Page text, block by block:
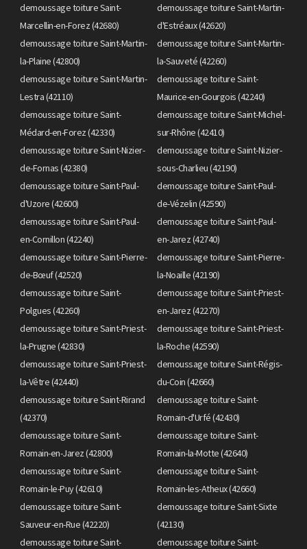
demoussage toiture Saint-
Marcellin-en-Forez (42680)
demoussage toiture Saint-Martin-
d'Estréaux (42620)
demoussage toiture Saint-Martin-
la-Plaine (42800)
demoussage toiture Saint-Martin-
la-Sauveté (42260)
demoussage toiture Saint-Martin-
Lestra (42110)
demoussage toiture Saint-
Maurice-en-Gourgois (42240)
demoussage toiture Saint-
Médard-en-Forez (42330)
demoussage toiture Saint-Michel-
sur-Rhône (42410)
demoussage toiture Saint-Nizier-
de-Fornas (42380)
demoussage toiture Saint-Nizier-
sous-Charlieu (42190)
demoussage toiture Saint-Paul-
d'Uzore (42600)
demoussage toiture Saint-Paul-
de-Vézelin (42590)
demoussage toiture Saint-Paul-
en-Cornillon (42240)
demoussage toiture Saint-Paul-
en-Jarez (42740)
demoussage toiture Saint-Pierre-
de-Bœuf (42520)
demoussage toiture Saint-Pierre-
la-Noaille (42190)
demoussage toiture Saint-
Polgues (42260)
demoussage toiture Saint-Priest-
en-Jarez (42270)
demoussage toiture Saint-Priest-
la-Prugne (42830)
demoussage toiture Saint-Priest-
la-Roche (42590)
demoussage toiture Saint-Priest-
la-Vêtre (42440)
demoussage toiture Saint-Régis-
du-Coin (42660)
demoussage toiture Saint-Rirand
(42370)
demoussage toiture Saint-
Romain-d'Urfé (42430)
demoussage toiture Saint-
Romain-en-Jarez (42800)
demoussage toiture Saint-
Romain-la-Motte (42640)
demoussage toiture Saint-
Romain-le-Puy (42610)
demoussage toiture Saint-
Romain-les-Atheux (42660)
demoussage toiture Saint-
Sauveur-en-Rue (42220)
demoussage toiture Saint-Sixte
(42130)
demoussage toiture Saint-
demoussage toiture Saint-